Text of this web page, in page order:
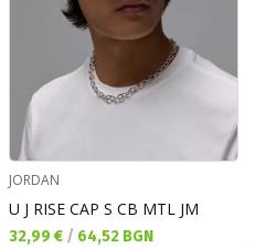
JORDAN
U J RISE CAP S CB MTL JM
Текуща цена:
32,99 € / 64,52 BGN